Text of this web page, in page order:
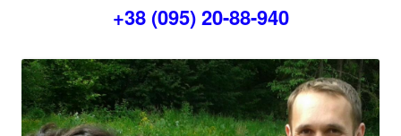
+38 (095) 20-88-940